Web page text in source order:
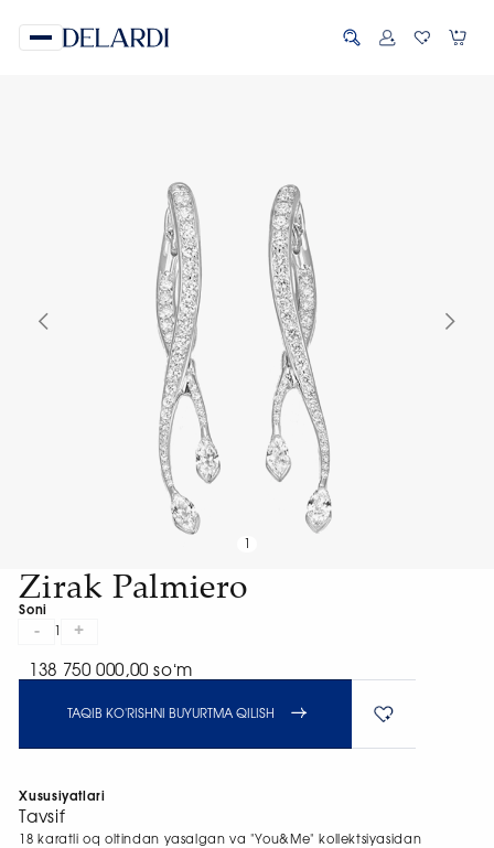
Zirak Palmiero
Soni
- +
138 750 000,00 soʻm
TAQIB KO'RISHNI BUYURTMA QILISH
Xususiyatlari
Tavsif
18 karatli oq oltindan yasalgan va "You&Me" kollektsiyasidan